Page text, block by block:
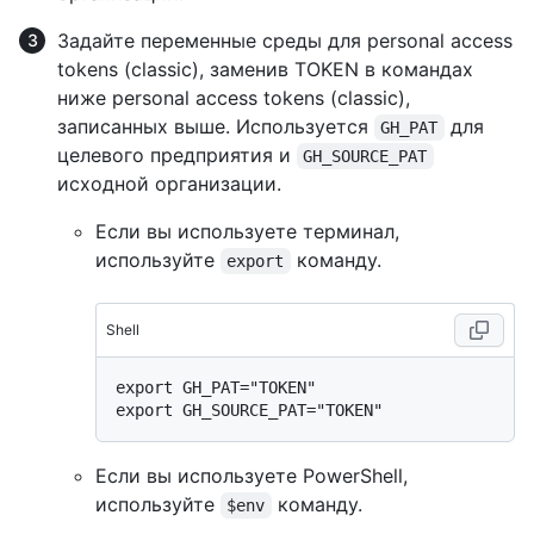
Задайте переменные среды для personal access
tokens (classic), заменив TOKEN в командах
ниже personal access tokens (classic),
записанных выше. Используется
GH_PAT
для
целевого предприятия и
GH_SOURCE_PAT
исходной организации.
Если вы используете терминал,
используйте
export команду.
Shell
export GH_PAT="TOKEN"
Если вы используете PowerShell,
используйте
$env команду.